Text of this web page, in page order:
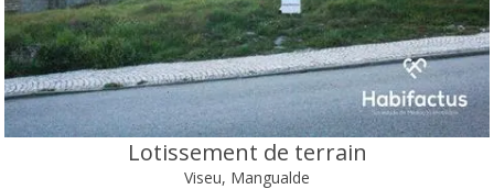
Lotissement de terrain
Viseu, Mangualde